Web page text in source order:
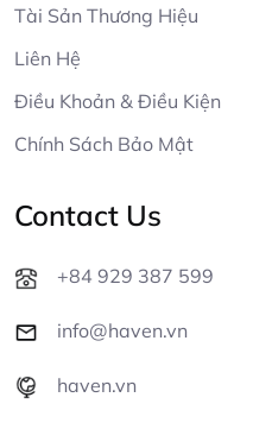
Tài Sản Thương Hiệu
Liên Hệ
Điều Khoản & Điều Kiện
Chính Sách Bảo Mật
Contact Us
+84 929 387 599
info@haven.vn
haven.vn